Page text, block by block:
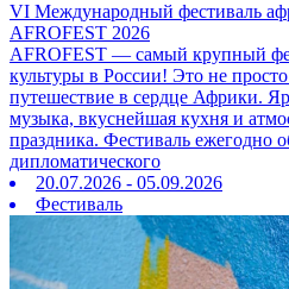
VI Международный фестиваль
AFROFEST 2026
AFROFEST — самый крупный
культуры в России! Это не
путешествие в сердце Африки.
музыка, вкуснейшая кухня и
праздника. Фестиваль ежегодно
дипломатического
20.07.2026 - 05.09.2026
Фестиваль